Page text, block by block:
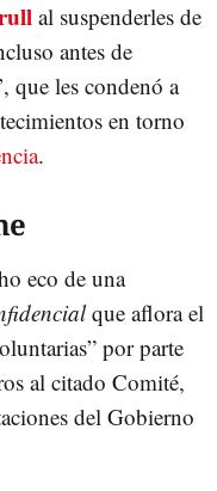
al suspenderles de
antes de
que les condenó a
en torno
.
eco de una
que aflora el
por parte
al citado Comité,
del Gobierno